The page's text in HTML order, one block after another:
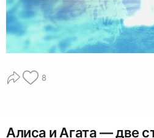
8
Алиса и Агата — две